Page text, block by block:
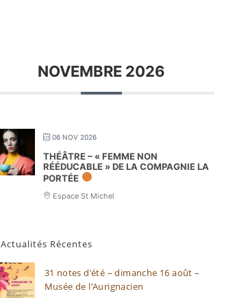
NOVEMBRE 2026
06 NOV 2026
THÉÂTRE – « FEMME NON
RÉÉDUCABLE » DE LA COMPAGNIE LA
PORTÉE
Espace St Michel
Actualités Récentes
31 notes d’été – dimanche 16 août –
Musée de l’Aurignacien